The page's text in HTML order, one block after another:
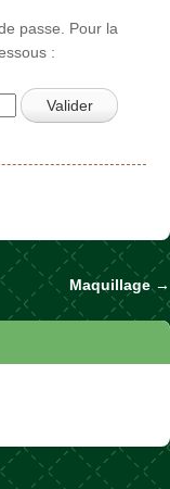
passe. Pour la
:
Maquillage →